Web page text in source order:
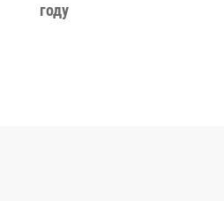
году